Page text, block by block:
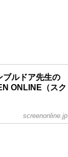
ブルドア先生の
ONLINE（スク
スティック・ビース
screenonline.jp